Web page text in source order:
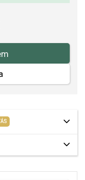
Biztos lehet benne,
csomagolásban.